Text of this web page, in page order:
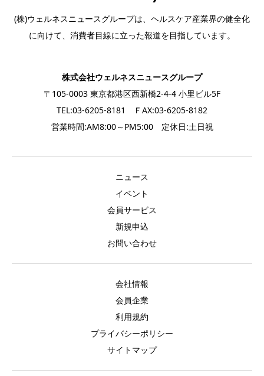
(株)ウェルネスニュースグループは、ヘルスケア産業界の健全化
に向けて、消費者目線に立った報道を目指しています。
株式会社ウェルネスニュースグループ
〒105-0003 東京都港区西新橋2-4-4 小里ビル5F
TEL:03-6205-8181 ＦAX:03-6205-8182
営業時間:AM8:00～PM5:00 定休日:土日祝
ニュース
イベント
会員サービス
新規申込
お問い合わせ
会社情報
会員企業
利用規約
プライバシーポリシー
サイトマップ